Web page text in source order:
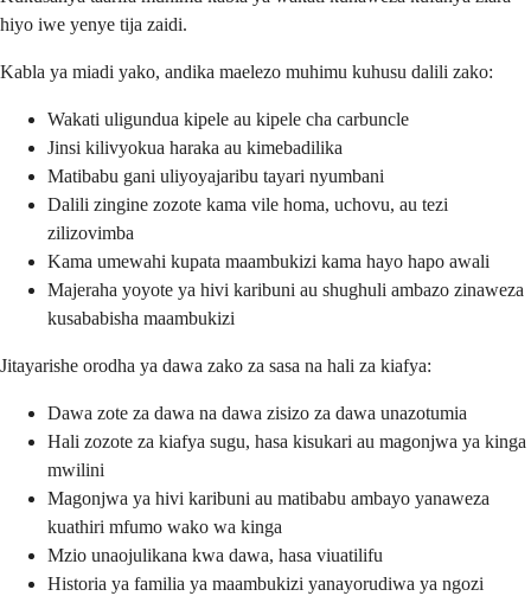
hiyo iwe yenye tija zaidi.
Kabla ya miadi yako, andika maelezo muhimu kuhusu dalili zako:
Wakati uligundua kipele au kipele cha carbuncle
Jinsi kilivyokua haraka au kimebadilika
Matibabu gani uliyoyajaribu tayari nyumbani
Dalili zingine zozote kama vile homa, uchovu, au tezi
zilizovimba
Kama umewahi kupata maambukizi kama hayo hapo awali
Majeraha yoyote ya hivi karibuni au shughuli ambazo zinaweza
kusababisha maambukizi
Jitayarishe orodha ya dawa zako za sasa na hali za kiafya:
Dawa zote za dawa na dawa zisizo za dawa unazotumia
Hali zozote za kiafya sugu, hasa kisukari au magonjwa ya kinga
mwilini
Magonjwa ya hivi karibuni au matibabu ambayo yanaweza
kuathiri mfumo wako wa kinga
Mzio unaojulikana kwa dawa, hasa viuatilifu
Historia ya familia ya maambukizi yanayorudiwa ya ngozi